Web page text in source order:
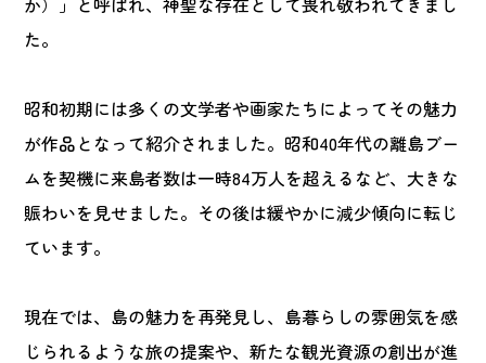
た。
昭和初期には多くの文学者や画家たちによってその魅力
が作品となって紹介されました。昭和40年代の離島ブー
ムを契機に来島者数は一時84万人を超えるなど、大きな
賑わいを見せました。その後は緩やかに減少傾向に転じ
ています。
現在では、島の魅力を再発見し、島暮らしの雰囲気を感
じられるような旅の提案や、新たな観光資源の創出が進